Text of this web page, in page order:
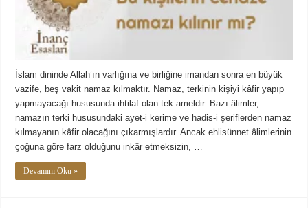
İslam dininde Allah’ın varlığına ve birliğine imandan sonra en büyük
vazife, beş vakit namaz kılmaktır. Namaz, terkinin kişiyi kâfir yapıp
yapmayacağı hususunda ihtilaf olan tek ameldir. Bazı âlimler,
namazın terki hususundaki ayet-i kerime ve hadis-i şeriflerden namaz
kılmayanın kâfir olacağını çıkarmışlardır. Ancak ehlisünnet âlimlerinin
çoğuna göre farz olduğunu inkâr etmeksizin, …
Devamını Oku »